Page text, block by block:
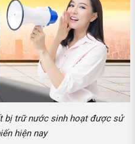
bị trữ nước sinh hoạt được sử
hiện nay